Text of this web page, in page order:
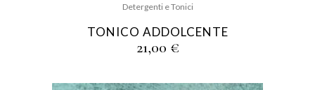
Detergenti e Tonici
TONICO ADDOLCENTE
21,00 €